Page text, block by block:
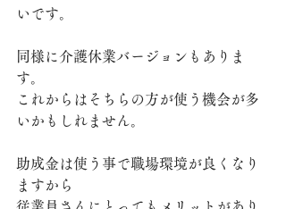
いです。
同様に介護休業バージョンもありま
す。
これからはそちらの方が使う機会が多
いかもしれません。
助成金は使う事で職場環境が良くなり
ますから